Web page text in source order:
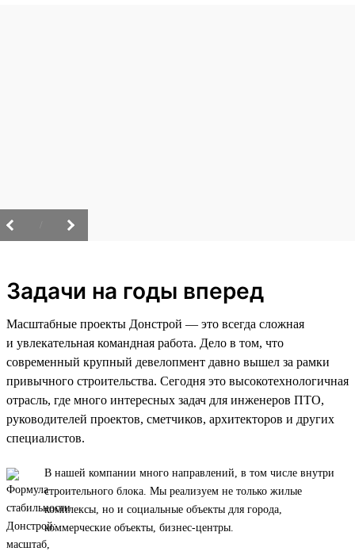
Задачи на годы вперед
Масштабные проекты Донстрой — это всегда сложная
и увлекательная командная работа. Дело в том, что
современный крупный девелопмент давно вышел за рамки
привычного строительства. Сегодня это высокотехнологичная
отрасль, где много интересных задач для инженеров ПТО,
руководителей проектов, сметчиков, архитекторов и других
специалистов.
В нашей компании много направлений, в том числе внутри
строительного блока. Мы реализуем не только жилые
комплексы, но и социальные объекты для города,
коммерческие объекты, бизнес-центры.